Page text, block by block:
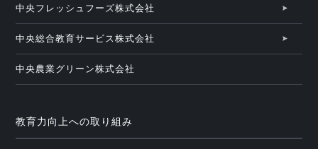
中央フレッシュフーズ株式会社
中央総合教育サービス株式会社
中央農業グリーン株式会社
教育力向上への取り組み